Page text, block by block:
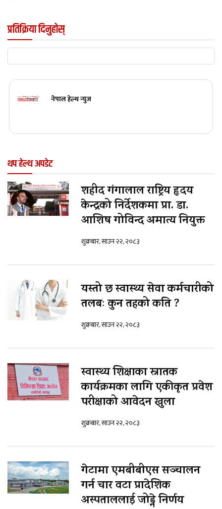
प्रतिक्रिया दिनुहोस्
नेपाल हेल्थ न्युज
थप हेल्थ अपडेट
शहीद गंगालाल राष्ट्रिय हृदय
केन्द्रको निर्देशकमा प्रा. डा.
आशिष गोविन्द अमात्य नियुक्त
शुक्रबार, साउन २२, २०८३
यस्तो छ स्वास्थ्य सेवा कर्मचारीको
तलबः कुन तहको कति ?
शुक्रबार, साउन २२, २०८३
स्वास्थ्य शिक्षाका स्नातक
कार्यक्रमका लागि एकीकृत प्रवेश
परीक्षाको आवेदन खुला
शुक्रबार, साउन २२, २०८३
गेटामा एमबीबीएस सञ्चालन
गर्न चार वटा प्रादेशिक
अस्पताललाई जोड्ने निर्णय